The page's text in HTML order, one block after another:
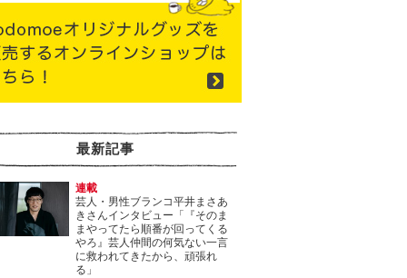
最新記事
連載
芸人・男性ブランコ平井まさあ
きさんインタビュー「『そのま
まやってたら順番が回ってくる
やろ』芸人仲間の何気ない一言
に救われてきたから、頑張れ
る」